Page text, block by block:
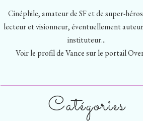
Catégories
Cinéphile, amateur de SF et de super-
lecteur et visionneur, éventuellement
instituteur...
Voir le profil deVancesur le portail